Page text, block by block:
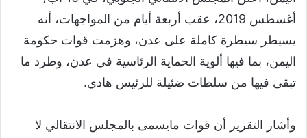
أغسطس 2019، عقب أربعة أيام من المواجهات، أنه
يسيطر سيطرة كاملة على عدن، وهزمت قوات حكومة
اليمن، بما فيها ألوية الحماية الرئاسية في عدن، وطرد ما
تبقى فيها من سلطات ضئيلة للرئيس هادي.
وأشار التقرير أن قوات مايسمى بالمجلس الانتقالي لا